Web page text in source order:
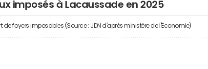
imposés à Lacaussade en 2025
de foyers imposables (Source : JDN d'après ministère de l'Economie)